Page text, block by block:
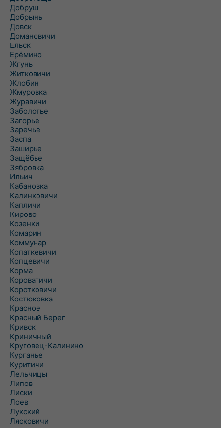
Добруш
Добрынь
Довск
Домановичи
Ельск
Ерёмино
Жгунь
Житковичи
Жлобин
Жмуровка
Журавичи
Заболотье
Загорье
Заречье
Заспа
Заширье
Защёбье
Зябровка
Ильич
Кабановка
Калинковичи
Капличи
Кирово
Козенки
Комарин
Коммунар
Копаткевичи
Копцевичи
Корма
Короватичи
Коротковичи
Костюковка
Красное
Красный Берег
Кривск
Криничный
Круговец-Калинино
Курганье
Куритичи
Лельчицы
Липов
Лиски
Лоев
Лукский
Лясковичи